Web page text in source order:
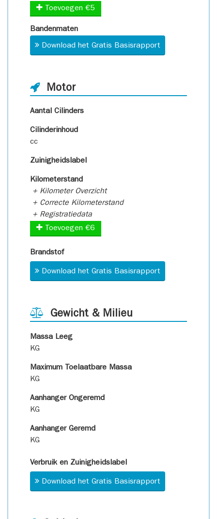
Toevoegen €5
Bandenmaten
Download het Gratis Basisrapport
Motor
Aantal Cilinders
Cilinderinhoud
cc
Zuinigheidslabel
Kilometerstand
+ Kilometer Overzicht
+ Correcte Kilometerstand
+ Registratiedata
Toevoegen €6
Brandstof
Download het Gratis Basisrapport
Gewicht & Milieu
Massa Leeg
KG
Maximum Toelaatbare Massa
KG
Aanhanger Ongeremd
KG
Aanhanger Geremd
KG
Verbruik en Zuinigheidslabel
Download het Gratis Basisrapport